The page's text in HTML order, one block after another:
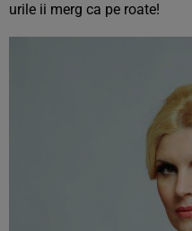
urile ii merg ca pe roate!